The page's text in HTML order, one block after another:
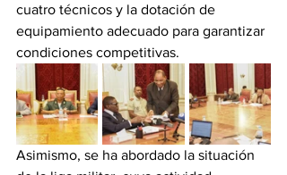
cuatro técnicos y la dotación de
equipamiento adecuado para garantizar
condiciones competitivas.
Asimismo, se ha abordado la situación